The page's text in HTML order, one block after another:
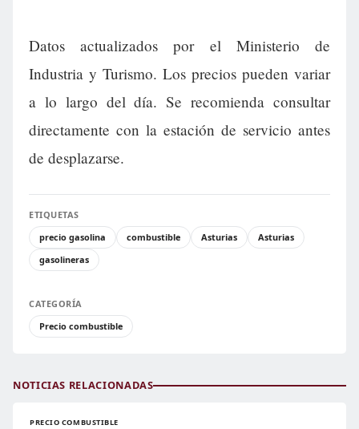
Datos actualizados por el Ministerio de
Industria y Turismo. Los precios pueden variar
a lo largo del día. Se recomienda consultar
directamente con la estación de servicio antes
de desplazarse.
ETIQUETAS
precio gasolina
combustible Asturias
Asturias
gasolineras
CATEGORÍA
Precio combustible
NOTICIAS RELACIONADAS
PRECIO COMBUSTIBLE